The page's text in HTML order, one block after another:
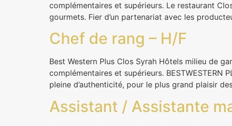
complémentaires et supérieurs. Le restaurant
gourmets. Fier d’un partenariat avec les
Chef de rang – H/F
Best Western Plus Clos Syrah Hôtels milieu de
complémentaires et supérieurs.
pleine d’authenticité, pour le plus grand plaisir
Assistant / Assistante